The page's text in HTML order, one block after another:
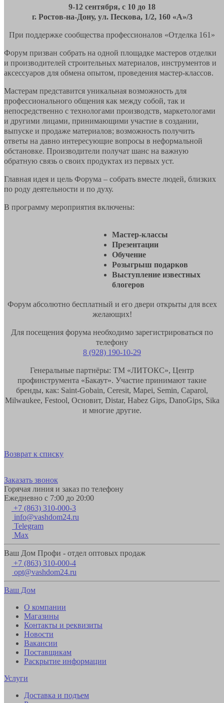
9-12 сентября, с 10 до 18
г. Ростов-на-Дону, ул. Пескова, 1/2, 160 «А»/3
При поддержке сообщества профессионалов «Отделка 161»
Форум призван собрать на одной площадке мастеров отделки
и производителей строительных материалов, инструментов и
аксессуаров для обмена опытом, проведения мастер-классов.
Мастерам представится уникальная возможность для
профессионального общения как между собой, так и
непосредственно с технологами производств, маркетологами
и другими лицами, принимающими участие в создании,
выпуске и продаже материалов; возможность получить
ответы на давно интересующие вопросы в неформальной
обстановке. Производители получат шанс на важную
обратную связь о своих продуктах из первых уст.
Главная идея и цель Форума – собрать вместе людей, близких
по роду деятельности и по духу.
В программу мероприятия включены:
Мастер-классы
Презентации
Обучение
Розыгрыш подарков
Выступление известных
блогеров
Форум абсолютно бесплатный и его двери открыты для всех
желающих!
Для посещения форума необходимо зарегистрироваться по
телефону
8 (928) 190-10-29
Генеральные партнёры: ТМ «ЛИТОКС», Центр
профинструмента «Бакаут». Участие принимают такие
бренды, как: Saint-Gobain, Ceresit, Mapei, Semin, Caparol,
Milwaukee, Festool, Основит, Distar, Habez Gips, DanoGips, Sika
и многие другие.
Возврат к списку
Заказать звонок
Горячая линия и заказ по телефону
Ежедневно с 7:00 до 20:00
+7 (863) 310-000-3
info@vashdom24.ru
Telegram
Max
Ваш Дом Профи - отдел оптовых продаж
+7 (863) 310-000-4
opt@vashdom24.ru
Ваш Дом
О компании
Магазины
Контакты и реквизиты
Новости
Вакансии
Поставщикам
Раскрытие информации
Услуги
Доставка и подъем